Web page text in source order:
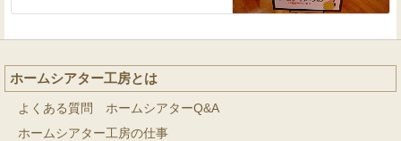
ホームシアター工房とは
よくある質問 ホームシアターQ&A
ホームシアター工房の仕事